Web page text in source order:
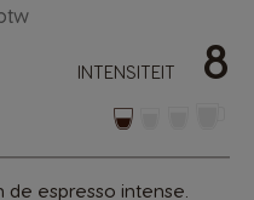
INTENSITEIT 8
espresso intense.